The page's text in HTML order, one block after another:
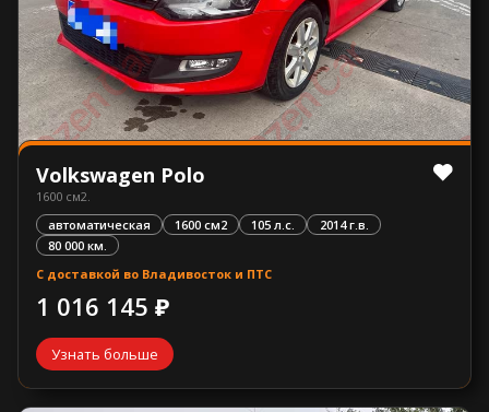
Volkswagen Polo
1600 см2.
автоматическая
1600 см2 105 л.с.
2014 г.в.
80 000 км.
С доставкой во Владивосток и ПТС
1 016 145 ₽
Узнать больше